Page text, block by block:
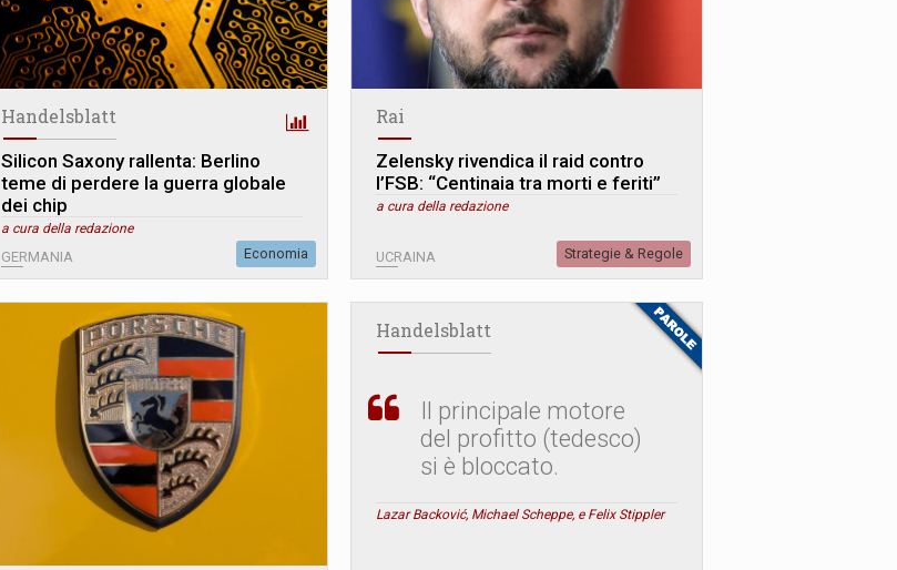
Handelsblatt
Silicon Saxony rallenta: Berlino
teme di perdere la guerra globale
dei chip
a cura della redazione
GERMANIA Economia
Rai
Zelensky rivendica il raid contro
l’FSB: “Centinaia tra morti e feriti”
a cura della redazione
UCRAINA Strategie & Regole
Handelsblatt
Il principale motore
del profitto (tedesco)
si è bloccato.
Lazar Backović, Michael Scheppe, e Felix Stippler